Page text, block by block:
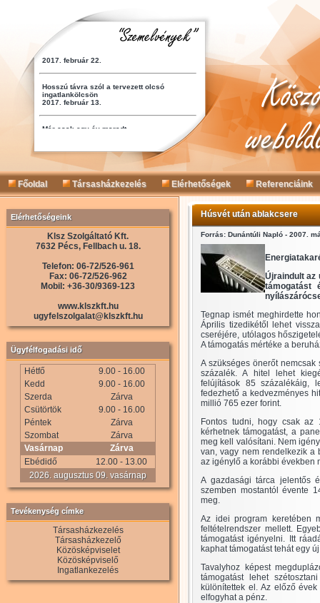
Főoldal Társasházkezelés Elérhetőségek Referenciáink
Elérhetőségeink
Klsz Szolgáltató Kft.
7632 Pécs, Fellbach u. 18.
Telefon: 06-72/526-961
Fax: 06-72/526-962
Mobil: +36-30/9369-123
www.klszkft.hu
ugyfelszolgalat@klszkft.hu
Ügyfélfogadási idő
Hétfő
9.00 - 16.00
Kedd
9.00 - 16.00
Szerda
Zárva
Csütörtök
9.00 - 16.00
Péntek
Zárva
Szombat
Zárva
Vasárnap
Zárva
Ebédidő
12.00 - 13.00
2026. augusztus 09. vasárnap
Tevékenység címke
Társasházkezelés
Társasházkezelő
Közösképviselet
Közösképviselő
Ingatlankezelés
Húsvét után ablakcsere
Forrás: Dunántúli Napló - 2007.
Újraindult az
támogatást
Tegnap ismét meghirdette
Április tizedikétől lehet
cseréjére, utólagos
A támogatás mértéke a
A szükséges önerőt
százalék. A hitel lehet
felújítások 85 százalékáig,
fedezhető a kedvezményes
millió 765 ezer forint.
Fontos tudni, hogy csak az
kérhetnek támogatást, a
meg kell valósítani. Nem
van, vagy nem rendelkezik a
az igénylő a korábbi években
A gazdasági tárca jelentős
szemben mostantól évente
meg.
Az idei program keretében
feltételrendszer mellett.
támogatást igényelni. Itt
kaphat támogatást tehát egy
Tavalyhoz képest
támogatást lehet
különítettek el. Az előző
elfogyhat a pénz.